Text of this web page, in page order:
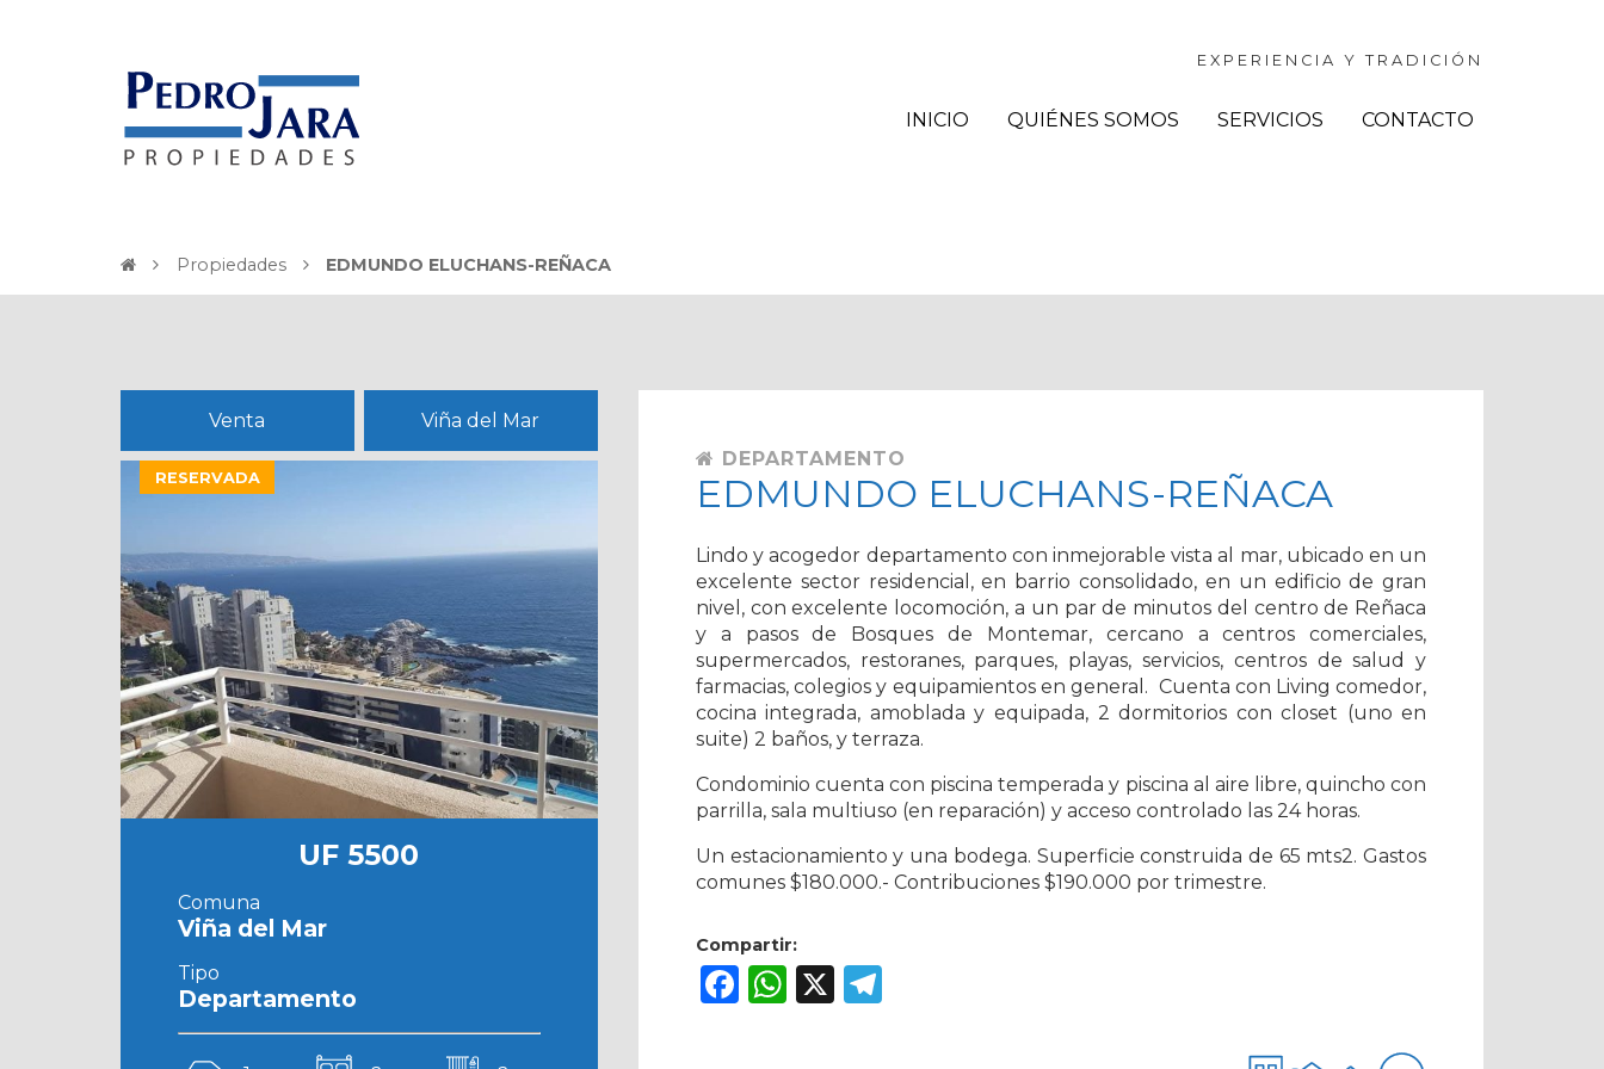
EXPERIENCIA Y TRADICIÓN
INICIO QUIÉNES SOMOS SERVICIOS CONTACTO
Propiedades EDMUNDO ELUCHANS-REÑACA
Venta Viña del Mar
RESERVADA
UF 5500
Comuna
Viña del Mar
Tipo
Departamento
DEPARTAMENTO
EDMUNDO ELUCHANS-REÑACA
Lindo y acogedor departamento con inmejorable vista al mar, ubicado en un
excelente sector residencial, en barrio consolidado, en un edificio de gran
nivel, con excelente locomoción, a un par de minutos del centro de Reñaca
y a pasos de Bosques de Montemar, cercano a centros comerciales,
supermercados, restoranes, parques, playas, servicios, centros de salud y
farmacias, colegios y equipamientos en general. Cuenta con Living comedor,
cocina integrada, amoblada y equipada, 2 dormitorios con closet (uno en
suite) 2 baños, y terraza.
Condominio cuenta con piscina temperada y piscina al aire libre, quincho con
parrilla, sala multiuso (en reparación) y acceso controlado las 24 horas.
Un estacionamiento y una bodega. Superficie construida de 65 mts2. Gastos
comunes $180.000.- Contribuciones $190.000 por trimestre.
Compartir:
Facebook
WhatsApp
X Telegram